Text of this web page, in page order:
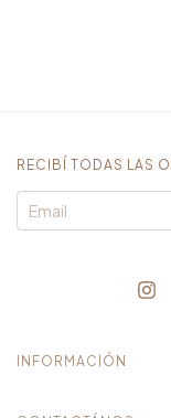
RECIBÍ TODAS LAS
INFORMACIÓN